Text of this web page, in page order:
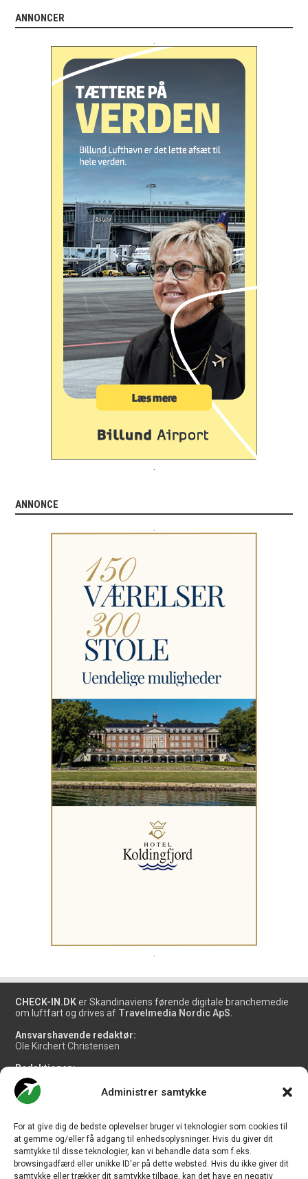
Administrer samtykke
For at give dig de bedste oplevelser bruger vi teknologier som cookies til
at gemme og/eller få adgang til enhedsoplysninger. Hvis du giver dit
samtykke til disse teknologier, kan vi behandle data som f.eks.
browsingadfærd eller unikke ID'er på dette websted. Hvis du ikke giver dit
samtykke eller trækker dit samtykke tilbage, kan det have en negativ
ANNONCER
ANNONCE
CHECK-IN.DK er Skandinaviens førende digitale branchemedie
om luftfart og drives af Travelmedia Nordic ApS.
Ansvarshavende redaktør:
Ole Kirchert Christensen
Redaktionen:
Christian Granhøj Skouboe
Henrik Baumgarten
Danny Longhi Andreasen
Salg og jobannoncer:
salg@travelmedianordic.com